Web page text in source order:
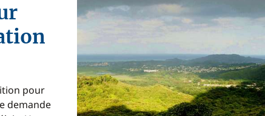
pour
demande